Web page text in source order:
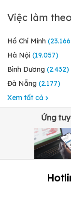
Việc làm
Hồ Chí Minh
Hà Nội (19.057)
Bình Dương (2.432)
Đà Nẵng (2.177)
Xem tất cả
Ứng